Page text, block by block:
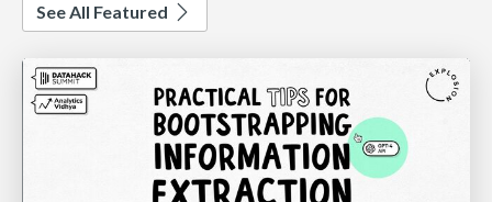
See All Featured